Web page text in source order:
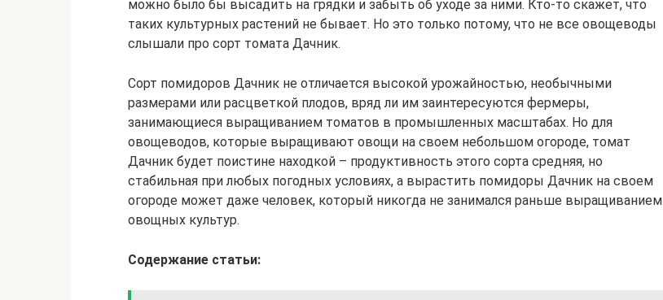
можно было бы высадить на грядки и забыть об уходе за ними. Кто-то скажет, что
таких культурных растений не бывает. Но это только потому, что не все овощеводы
слышали про сорт томата Дачник.
Сорт помидоров Дачник не отличается высокой урожайностью, необычными
размерами или расцветкой плодов, вряд ли им заинтересуются фермеры,
занимающиеся выращиванием томатов в промышленных масштабах. Но для
овощеводов, которые выращивают овощи на своем небольшом огороде, томат
Дачник будет поистине находкой – продуктивность этого сорта средняя, но
стабильная при любых погодных условиях, а вырастить помидоры Дачник на своем
огороде может даже человек, который никогда не занимался раньше выращиванием
овощных культур.
Содержание статьи: